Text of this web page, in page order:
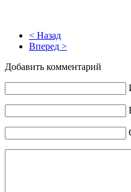
< Назад
Вперед >
Добавить комментарий